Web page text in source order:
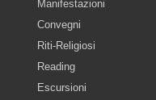
Manifestazioni
Convegni
Riti-Religiosi
Reading
Escursioni